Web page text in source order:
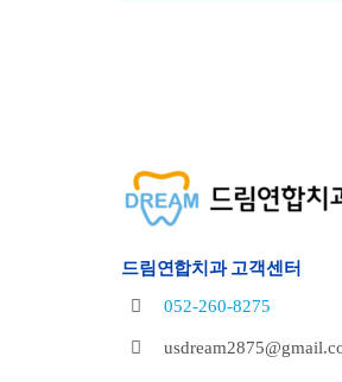
드림연합치과 고객센터
052-260-8275